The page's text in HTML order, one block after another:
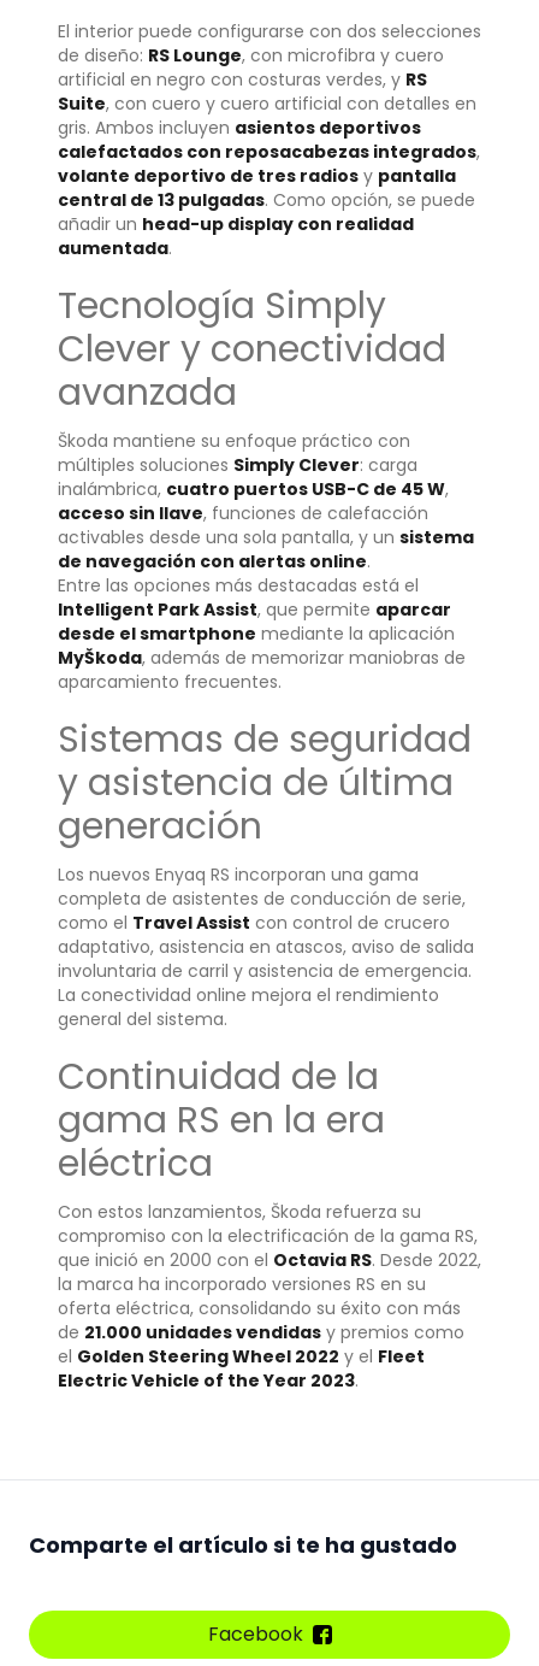
El interior puede configurarse con dos selecciones
de diseño: RS Lounge, con microfibra y cuero
artificial en negro con costuras verdes, y RS
Suite, con cuero y cuero artificial con detalles en
gris. Ambos incluyen asientos deportivos
calefactados con reposacabezas integrados,
volante deportivo de tres radios y pantalla
central de 13 pulgadas. Como opción, se puede
añadir un head-up display con realidad
aumentada.
Tecnología Simply
Clever y conectividad
avanzada
Škoda mantiene su enfoque práctico con
múltiples soluciones Simply Clever: carga
inalámbrica, cuatro puertos USB-C de 45 W,
acceso sin llave, funciones de calefacción
activables desde una sola pantalla, y un sistema
de navegación con alertas online.
Entre las opciones más destacadas está el
Intelligent Park Assist, que permite aparcar
desde el smartphone mediante la aplicación
MyŠkoda, además de memorizar maniobras de
aparcamiento frecuentes.
Sistemas de seguridad
y asistencia de última
generación
Los nuevos Enyaq RS incorporan una gama
completa de asistentes de conducción de serie,
como el Travel Assist con control de crucero
adaptativo, asistencia en atascos, aviso de salida
involuntaria de carril y asistencia de emergencia.
La conectividad online mejora el rendimiento
general del sistema.
Continuidad de la
gama RS en la era
eléctrica
Con estos lanzamientos, Škoda refuerza su
compromiso con la electrificación de la gama RS,
que inició en 2000 con el Octavia RS. Desde 2022,
la marca ha incorporado versiones RS en su
oferta eléctrica, consolidando su éxito con más
de 21.000 unidades vendidas y premios como
el Golden Steering Wheel 2022 y el Fleet
Electric Vehicle of the Year 2023.
Comparte el artículo si te ha gustado
Facebook